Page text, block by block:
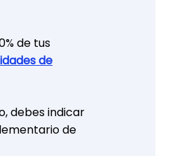
de tus
de
debes indicar
de